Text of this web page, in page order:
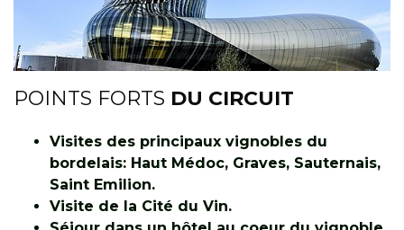
POINTS FORTS DU CIRCUIT
Visites des principaux vignobles du
bordelais: Haut Médoc, Graves, Sauternais,
Saint Emilion.
Visite de la Cité du Vin.